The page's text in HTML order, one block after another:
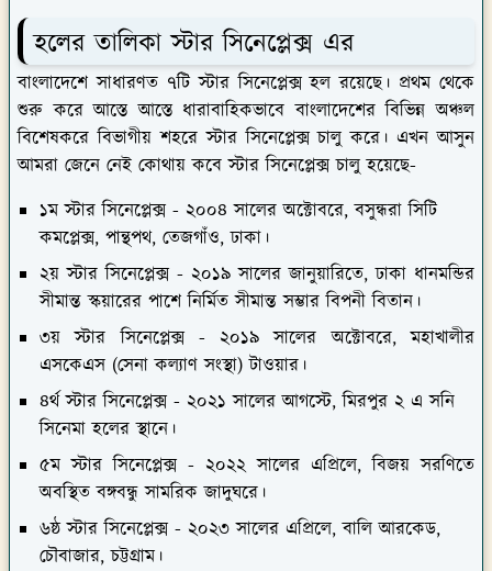
হলের তালিকা স্টার সিনেপ্লেক্স এর
বাংলাদেশে সাধারণত ৭টি স্টার সিনেপ্লেক্স হল রয়েছে। প্রথম থেকে
‍শুরু করে আস্তে আস্তে ধারাবাহিকভাবে বাংলাদেশের বিভিন্ন অঞ্চল
বিশেষকরে বিভাগীয় শহরে স্টার সিনেপ্লেক্স চালু করে। এখন আসুন
আমরা জেনে নেই কোথায় কবে স্টার সিনেপ্লেক্স চালু হয়েছে-
১ম স্টার সিনেপ্লেক্স - ২০০৪ সালের অক্টোবরে, বসুন্ধরা সিটি
কমপ্লেক্স, পান্থপথ, তেজগাঁও, ঢাকা।
২য় স্টার সিনেপ্লেক্স - ২০১৯ সালের জানুয়ারিতে, ঢাকা ধানমন্ডির
সীমান্ত স্কয়ারের পাশে নির্মিত সীমান্ত সম্ভার বিপনী বিতান।
৩য় স্টার সিনেপ্লেক্স -২০১৯ সালের অক্টোবরে, মহাখালীর
এসকেএস (সেনা কল্যাণ সংস্থা) টাওয়ার।
৪র্থ স্টার সিনেপ্লেক্স - ২০২১ সালের আগস্টে, মিরপুর ২ এ সনি
সিনেমা হলের স্থানে।
৫ম স্টার সিনেপ্লেক্স - ২০২২ সালের এপ্রিলে, বিজয় সরণিতে
অবস্থিত বঙ্গবন্ধু সামরিক জাদুঘরে।
৬ষ্ঠ স্টার সিনেপ্লেক্স - ২০২৩ সালের এপ্রিলে, বালি আরকেড,
চৌবাজার, চট্টগ্রাম।